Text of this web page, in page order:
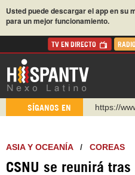
Usted puede descargar el app en su
para un mejor funcionamiento.
TV EN DIRECTO
SÍGANOS EN
https://
http://
https://
ASIA Y OCEANÍA/ COREAS
CSNU se reunirá